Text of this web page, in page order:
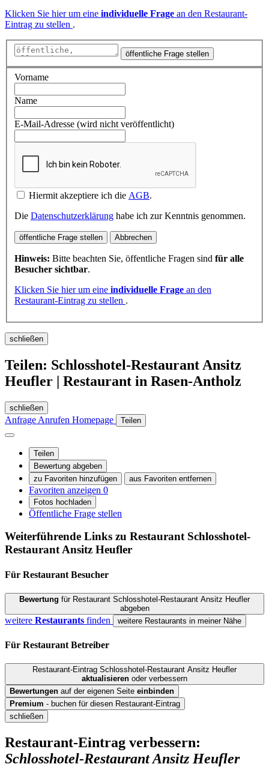
Klicken Sie hier um eine individuelle Frage an den Restaurant-
Eintrag zu stellen .
öffentliche Frage stellen
Vorname
Name
E-Mail-Adresse (wird nicht veröffentlicht)
Hiermit akzeptiere ich die AGB.
Die Datenschutzerklärung habe ich zur Kenntnis genommen.
öffentliche Frage stellen Abbrechen
Hinweis: Bitte beachten Sie, öffentliche Fragen sind für alle
Besucher sichtbar.
Klicken Sie hier um eine individuelle Frage an den
Restaurant-Eintrag zu stellen .
schließen
Teilen: Schlosshotel-Restaurant Ansitz
Heufler | Restaurant in Rasen-Antholz
schließen
Anfrage Anrufen Homepage Teilen
Teilen
Bewertung abgeben
zu Favoriten hinzufügen
aus Favoriten entfernen
Favoriten anzeigen 0
Fotos hochladen
Öffentliche Frage stellen
Weiterführende Links zu Restaurant Schlosshotel-
Restaurant Ansitz Heufler
Für Restaurant Besucher
Bewertung für Restaurant Schlosshotel-Restaurant Ansitz Heufler
abgeben
weitere Restaurants finden weitere Restaurants in meiner Nähe
Für Restaurant Betreiber
Restaurant-Eintrag Schlosshotel-Restaurant Ansitz Heufler
aktualisieren oder verbessern
Bewertungen auf der eigenen Seite einbinden
Premium - buchen für diesen Restaurant-Eintrag
schließen
Restaurant-Eintrag verbessern:
Schlosshotel-Restaurant Ansitz Heufler